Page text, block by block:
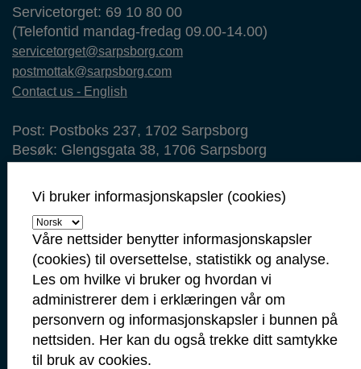
Servicetorget: 69 10 80 00
(Telefontid mandag-fredag 09.00-14.00)
servicetorget@sarpsborg.com
postmottak@sarpsborg.com
Contact us - English
Post: Postboks 237, 1702 Sarpsborg
Besøk: Glengsgata 38, 1706 Sarpsborg
Org.nr: 938 801 363
Kommunenummer: 3105
Min side
Ansattportal
Vakt- og nødtelefoner
Politi: 112
Brann: 110
Vi bruker informasjonskapsler (cookies)
Våre nettsider benytter informasjonskapsler
(cookies) til oversettelse, statistikk og analyse.
Les om hvilke vi bruker og hvordan vi
administrerer dem i erklæringen vår om
personvern og informasjonskapsler i bunnen på
nettsiden. Her kan du også trekke ditt samtykke
til bruk av cookies.